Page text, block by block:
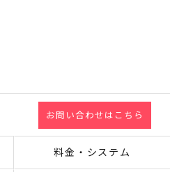
お問い合わせはこちら
料金・システム